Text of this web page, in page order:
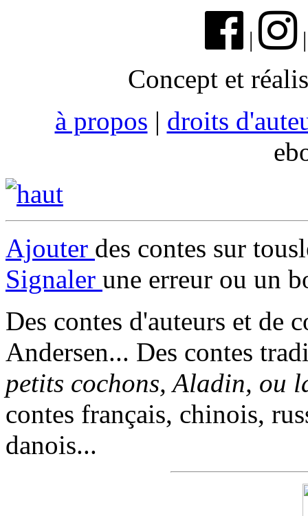
|
Concept et
à propos | droits
Ajouter des contes sur
Signaler une erreur ou un
Des contes d'auteurs et de
Andersen... Des contes
petits cochons, Aladin, ou
contes français, chinois,
danois...